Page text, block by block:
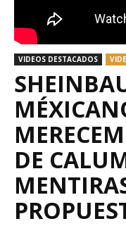
VIDEOS DESTACADOS
DE